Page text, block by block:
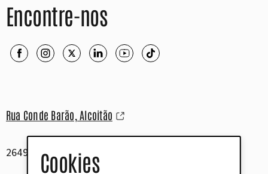
Cookies
Encontre-nos
Rua Conde Barão, Alcoitão
2649-506 Alcabideche